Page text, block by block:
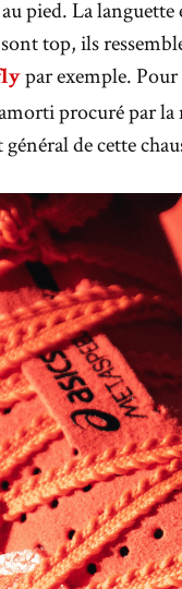
pied. La
top, ils
par exemple.
procuré par la
de cette